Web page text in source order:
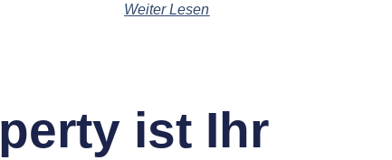
Weiter Lesen
ist Ihr